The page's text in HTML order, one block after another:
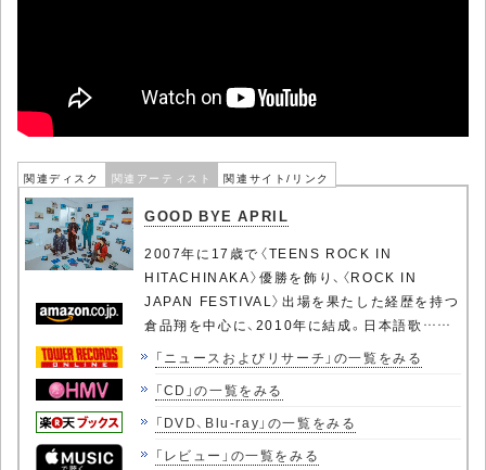
関連ディスク 関連アーティスト 関連サイト/リンク
GOOD BYE APRIL
2007年に17歳で〈TEENS ROCK IN
HITACHINAKA〉優勝を飾り、〈ROCK IN
JAPAN FESTIVAL〉出場を果たした経歴を持つ
倉品翔を中心に、2010年に結成。日本語歌……
「ニュースおよびリサーチ」の一覧をみる
「CD」の一覧をみる
「DVD、Blu-ray」の一覧をみる
「レビュー」の一覧をみる